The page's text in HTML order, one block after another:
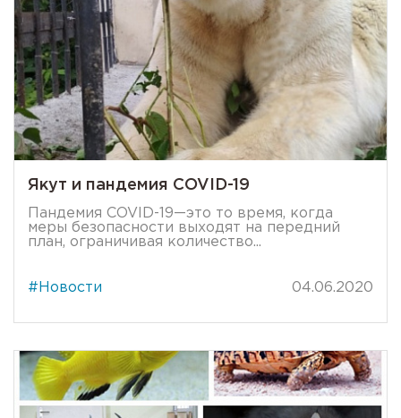
Якут и пандемия COVID-19
Пандемия COVID-19—это то время, когда
меры безопасности выходят на передний
план, ограничивая количество...
#Новости 04.06.2020